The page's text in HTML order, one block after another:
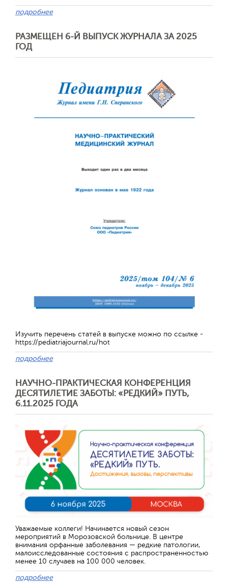
подробнее
РАЗМЕЩЕН 6-Й ВЫПУСК ЖУРНАЛА ЗА 2025
ГОД
Изучить перечень статей в выпуске можно по ссылке -
https://pediatriajournal.ru/hot
подробнее
НАУЧНО-ПРАКТИЧЕСКАЯ КОНФЕРЕНЦИЯ
ДЕСЯТИЛЕТИЕ ЗАБОТЫ: «РЕДКИЙ» ПУТЬ,
6.11.2025 ГОДА
Уважаемые коллеги! Начинается новый сезон
мероприятий в Морозовской больнице. В центре
внимания орфанные заболевания — редкие патологии,
малоисследованные состояния с распространенностью
менее 10 случаев на 100 000 человек.
подробнее